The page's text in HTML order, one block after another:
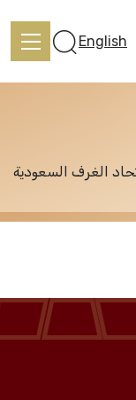
English
الغرف السعودية